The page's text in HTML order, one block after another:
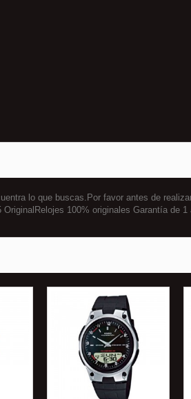
lo que buscas.Por favor antes de
100% originales Garantía de